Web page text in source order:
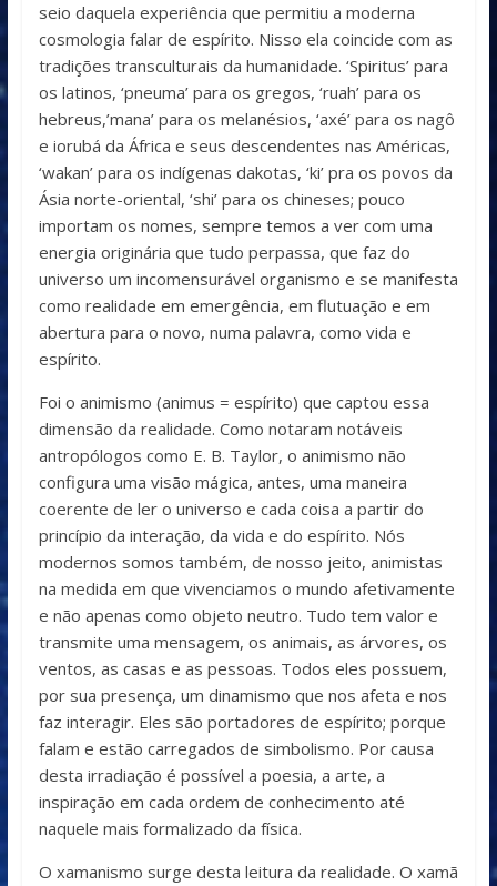
seio daquela experiência que permitiu a moderna
cosmologia falar de espírito. Nisso ela coincide com as
tradições transculturais da humanidade. ‘Spiritus’ para
os latinos, ‘pneuma’ para os gregos, ‘ruah’ para os
hebreus,’mana’ para os melanésios, ‘axé’ para os nagô
e iorubá da África e seus descendentes nas Américas,
‘wakan’ para os indígenas dakotas, ‘ki’ pra os povos da
Ásia norte-oriental, ‘shi’ para os chineses; pouco
importam os nomes, sempre temos a ver com uma
energia originária que tudo perpassa, que faz do
universo um incomensurável organismo e se manifesta
como realidade em emergência, em flutuação e em
abertura para o novo, numa palavra, como vida e
espírito.
Foi o animismo (animus = espírito) que captou essa
dimensão da realidade. Como notaram notáveis
antropólogos como E. B. Taylor, o animismo não
configura uma visão mágica, antes, uma maneira
coerente de ler o universo e cada coisa a partir do
princípio da interação, da vida e do espírito. Nós
modernos somos também, de nosso jeito, animistas
na medida em que vivenciamos o mundo afetivamente
e não apenas como objeto neutro. Tudo tem valor e
transmite uma mensagem, os animais, as árvores, os
ventos, as casas e as pessoas. Todos eles possuem,
por sua presença, um dinamismo que nos afeta e nos
faz interagir. Eles são portadores de espírito; porque
falam e estão carregados de simbolismo. Por causa
desta irradiação é possível a poesia, a arte, a
inspiração em cada ordem de conhecimento até
naquele mais formalizado da física.
O xamanismo surge desta leitura da realidade. O xamã